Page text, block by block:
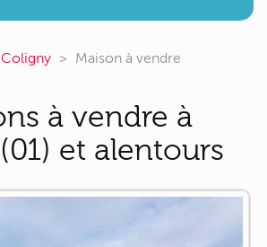
Coligny Maison à vendre
à vendre à
et alentours